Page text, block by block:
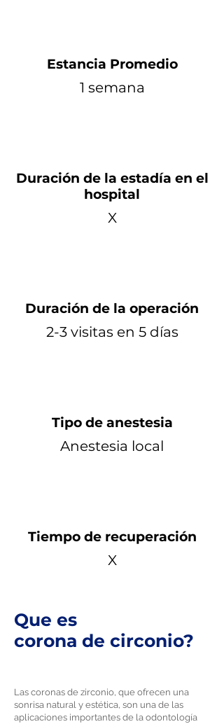
Estancia Promedio
1 semana
Duración de la estadía en el
hospital
X
Duración de la operación
2-3 visitas en 5 días
Tipo de anestesia
Anestesia local
Tiempo de recuperación
X
Que es
corona de circonio?
Las coronas de zirconio, que ofrecen una
sonrisa natural y estética, son una de las
aplicaciones importantes de la odontología